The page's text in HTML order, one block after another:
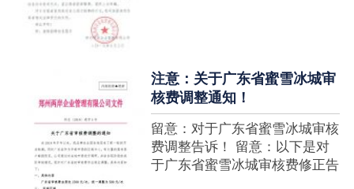
注意：关于广东省蜜雪冰城审
核费调整通知！
留意：对于广东省蜜雪冰城审核
费调整告诉！ 留意：以下是对
于广东省蜜雪冰城审核费修正告